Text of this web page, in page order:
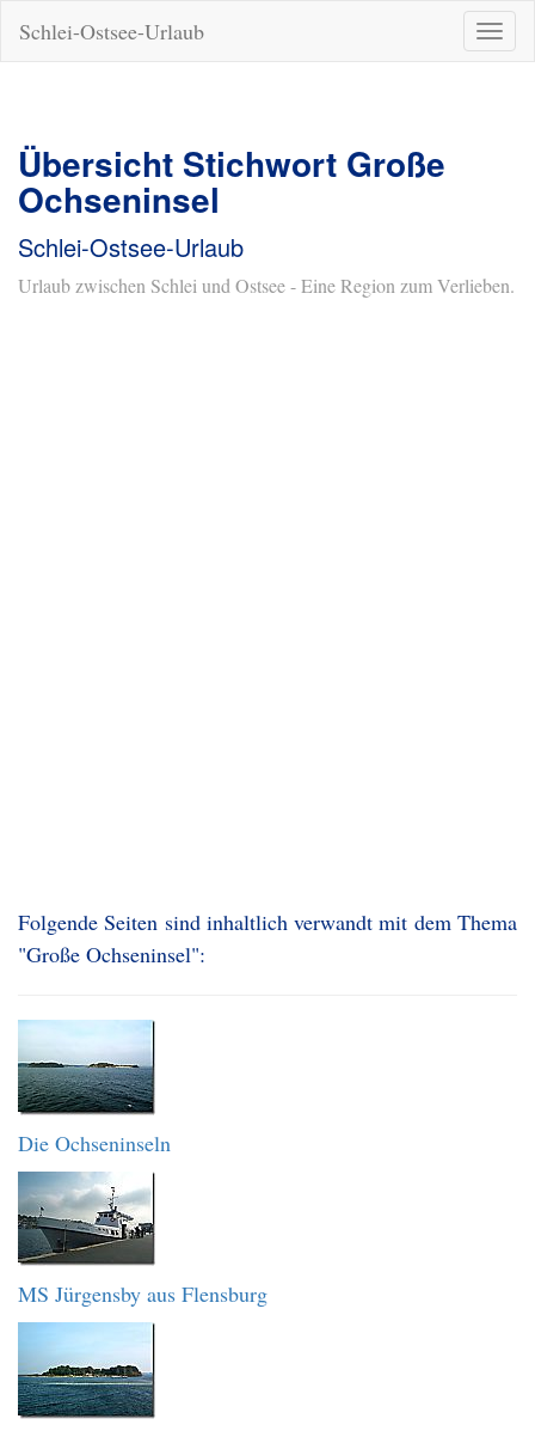
ein-/
Schlei-Ostsee-Urlaub
Übersicht Stichwort Große
Ochseninsel
Schlei-Ostsee-Urlaub
Urlaub zwischen Schlei und Ostsee - Eine Region zum Verlieben.
Folgende Seiten sind inhaltlich verwandt mit dem Thema
"Große Ochseninsel":
Die Ochseninseln
MS Jürgensby aus Flensburg